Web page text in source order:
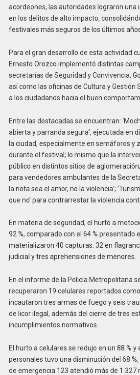
acordeones, las autoridades lograron una
en los delitos de alto impacto,
festivales más seguros de los últimos
Para el gran desarrollo de esta actividad
Ernesto Orozco implementó distintas
secretarías de Seguridad y Convivencia,
así como las oficinas de Cultura y Gestión
a los ciudadanos hacia el buen
Entre las destacadas se encuentran:
abierta y parranda segura’, ejecutada en
la ciudad, especialmente en semáforos y
durante el festival; lo mismo que la
público en distintos sitios de
para vendedores ambulantes de la
la nota sea el amor, no la violencia’;
que no’ para contrarrestar la violencia
En materia de seguridad, el hurto a
92 %, comparado con el 64 % presentado
materializaron 40 capturas: 32 en
judicial y tres aprehensiones de menores.
En el informe de la Policía Metropolitana
recuperaron 19 celulares reportados
incautaron tres armas de fuego y seis
de licor ilegal, además del cierre de tres
incumplimientos normativos.
El hurto a celulares se redujo en un 88 % y
personales tuvo una disminución del 68
de emergencia 123 atendió más de 1.327